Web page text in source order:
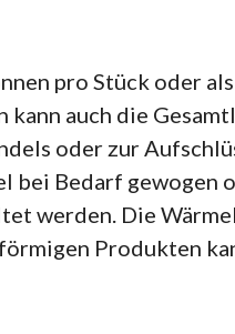
pro Stück oder
kann auch die
oder zur
bei Bedarf
werden. Die
Produkten